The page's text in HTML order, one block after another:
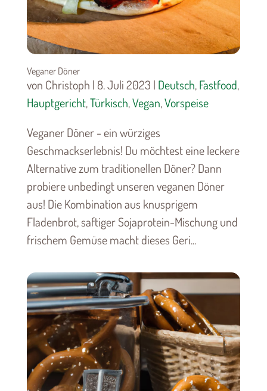
Veganer Döner
von Christoph | 8. Juli 2023 | Deutsch,Fastfood,
Hauptgericht,Türkisch,Vegan,Vorspeise
Veganer Döner - ein würziges
Geschmackserlebnis! Du möchtest eine leckere
Alternative zum traditionellen Döner? Dann
probiere unbedingt unseren veganen Döner
aus! Die Kombination aus knusprigem
Fladenbrot, saftiger Sojaprotein-Mischung und
frischem Gemüse macht dieses Geri...